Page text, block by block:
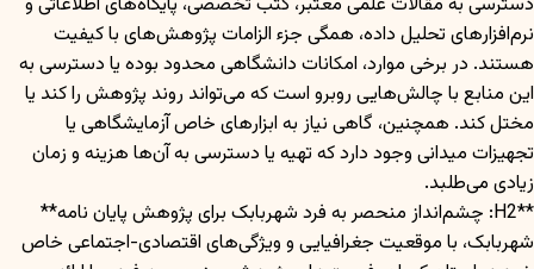
نرم‌افزارهای تحلیل داده، همگی جزء الزامات پژوهش‌های با کیفیت
هستند. در برخی موارد، امکانات دانشگاهی محدود بوده یا دسترسی به
این منابع با چالش‌هایی روبرو است که می‌تواند روند پژوهش را کند یا
مختل کند. همچنین، گاهی نیاز به ابزارهای خاص آزمایشگاهی یا
تجهیزات میدانی وجود دارد که تهیه یا دسترسی به آن‌ها هزینه و زمان
زیادی می‌طلبد.
**H2: چشم‌انداز منحصر به فرد شهربابک برای پژوهش پایان نامه**
شهربابک، با موقعیت جغرافیایی و ویژگی‌های اقتصادی-اجتماعی خاص